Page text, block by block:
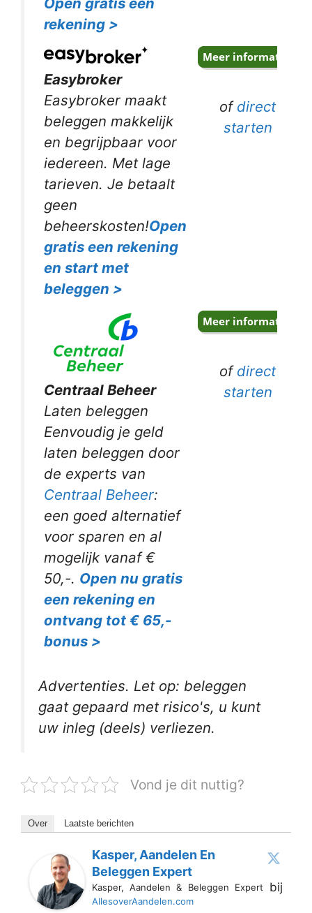
rekening >
Easybroker
Easybroker maakt
beleggen makkelijk
en begrijpbaar voor
iedereen. Met lage
tarieven. Je betaalt
geen
beheerskosten!Open
gratis een rekening
en start met
beleggen >
of direct
starten
Centraal Beheer
Laten beleggen
Eenvoudig je geld
laten beleggen door
de experts van
Centraal Beheer:
een goed alternatief
voor sparen en al
mogelijk vanaf €
50,-. Open nu gratis
een rekening en
ontvang tot € 65,-
bonus >
of direct
starten
Advertenties. Let op: beleggen
gaat gepaard met risico's, u kunt
uw inleg (deels) verliezen.
Vond je dit nuttig?
Over Laatste berichten
Kasper, Aandelen En
Beleggen Expert
Kasper, Aandelen & Beleggen Expert bij
AllesoverAandelen.com